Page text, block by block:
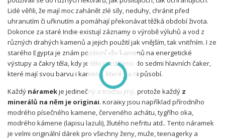
Lidé věřili, že mají moc zahánět zlé síly, neduhy, chránit před
uhranutím či uřknutím a pomáhají překonávat těžká období života.
Dokonce za staré Indie existují záznamy o výrobě výluhů a vod z
různých drahých kamenů a jejich použití jak vnějším, tak vnitřním. I ze
starého Egypta je znám pozitivní vliv kamenů na energetické
výstupy a čakry těla, kdy je tělo rozděleno do sedmi hlavních čaker,
které mají svou barvu i kameny, které na ni působí.
Každý náramekje jedinečný a trochu jiný, protože každý z
minerálů na něm je originál. Korálky jsou například přírodního
modrého písečného kamene, červeného achátu, tygřího oka,
modrého kámene (lapisu lazuli), žlutého nefritu atd.. Tento náramek
je velmi originální dárek pro všechny ženy, muže, teenagerky a